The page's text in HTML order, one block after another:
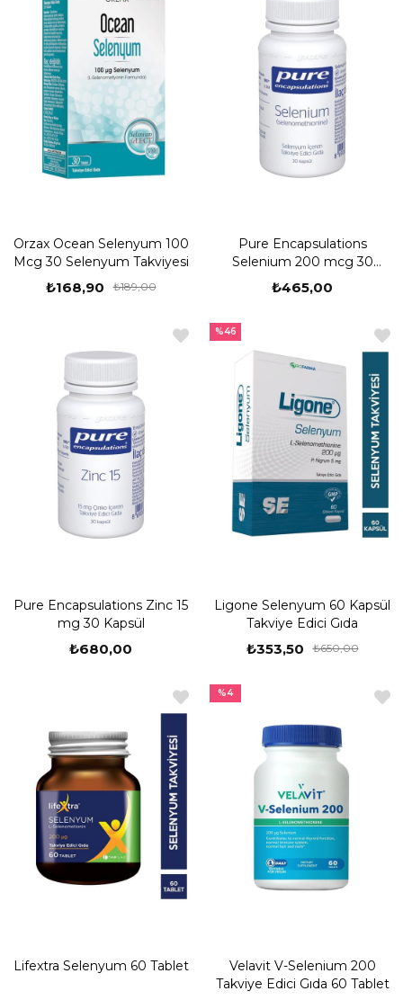
Orzax Ocean Selenyum 100
Mcg 30 Selenyum Takviyesi
₺168,90 ₺189,00
Pure Encapsulations
Selenium 200 mcg 30
Kapsül
₺465,00
Pure Encapsulations Zinc 15
mg 30 Kapsül
₺680,00
Ligone Selenyum 60 Kapsül
Takviye Edici Gıda
₺353,50 ₺650,00
%46
Lifextra Selenyum 60 Tablet
Velavit V-Selenium 200
Takviye Edici Gıda 60 Tablet
%4